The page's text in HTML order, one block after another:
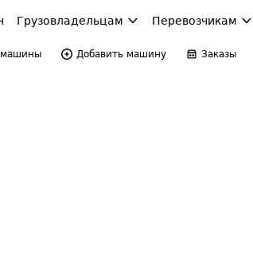
Грузовладельцам Перевозчикам
Добавить машину Заказы